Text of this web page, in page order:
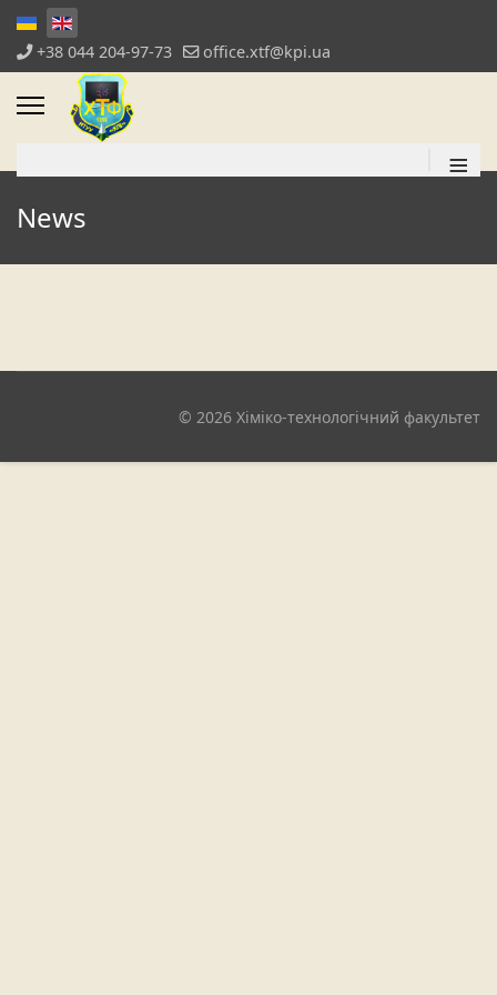
+38 044 204-97-73 office.xtf@kpi.ua
≡
News
© 2026 Хіміко-технологічний факультет